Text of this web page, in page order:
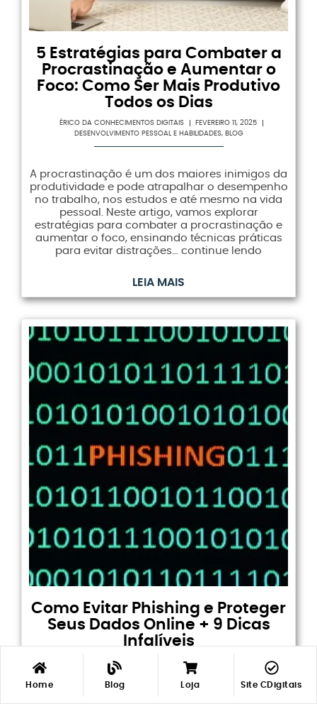
5 Estratégias para Combater a
Procrastinação e Aumentar o
Foco: Como Ser Mais Produtivo
Todos os Dias
ÉRICO DA CONHECIMENTOS DIGITAIS
FEVEREIRO 11, 2025
DESENVOLVIMENTO PESSOAL E HABILIDADES, BLOG
A procrastinação é um dos maiores inimigos da
produtividade e pode atrapalhar o desempenho
no trabalho, nos estudos e até mesmo na vida
pessoal. Neste artigo, vamos explorar
estratégias para combater a procrastinação e
aumentar o foco, ensinando técnicas práticas
para evitar distrações… continue lendo
LEIA MAIS
Como Evitar Phishing e Proteger
Seus Dados Online + 9 Dicas
Infalíveis
ÉRICO DA CONHECIMENTOS DIGITAIS JANEIRO 31, 2025 BLOG
Loja
Minha
Conta
LIsta Desejos
Loja
Minha
Conta
LIsta Desejos
Home Blog Loja Site CDigitais